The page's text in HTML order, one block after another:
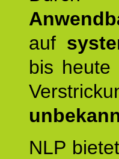
auf
bis heute
NLP